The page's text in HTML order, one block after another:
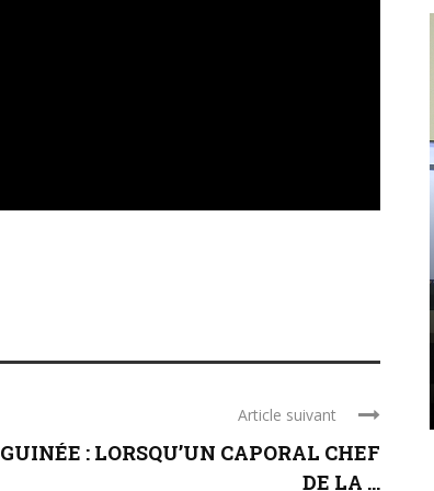
Article suivant
GUINÉE : LORSQU’UN CAPORAL CHEF
DE LA ...
POLITIQUE